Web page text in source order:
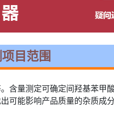
目范围
含量测定可确定间羟基苯甲
能影响产品质量的杂质成